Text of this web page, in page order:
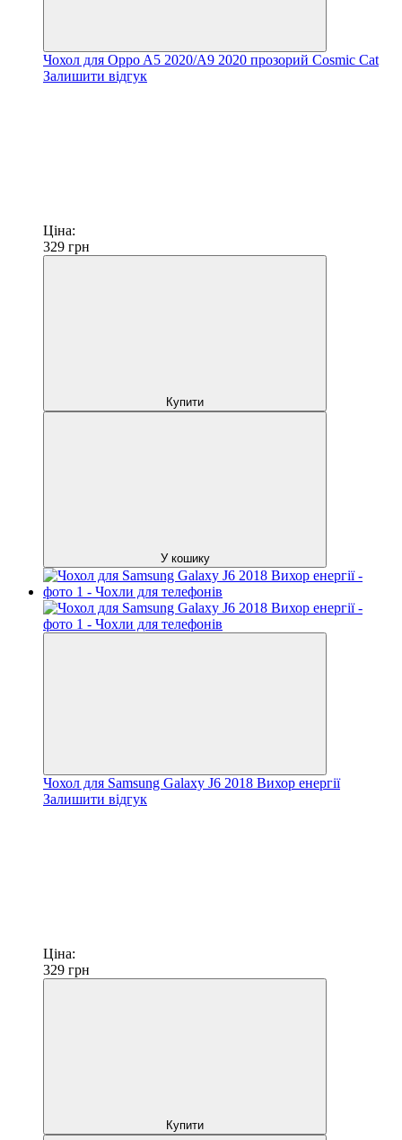
Чохол для Oppo A5 2020/A9 2020 прозорий Cosmic Cat
Залишити відгук
Ціна:
329 грн
Купити
У кошику
Чохол для Samsung Galaxy J6 2018 Вихор енергії
Залишити відгук
Ціна:
329 грн
Купити